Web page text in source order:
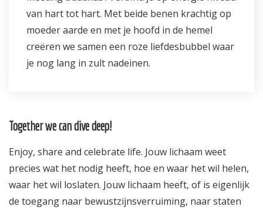
van hart tot hart. Met beide benen krachtig op
moeder aarde en met je hoofd in de hemel
creëren we samen een roze liefdesbubbel waar
je nog lang in zult nadeinen.
Together we can dive deep!
Enjoy, share and celebrate life. Jouw lichaam weet
precies wat het nodig heeft, hoe en waar het wil helen,
waar het wil loslaten. Jouw lichaam heeft, of is eigenlijk
de toegang naar bewustzijnsverruiming, naar staten